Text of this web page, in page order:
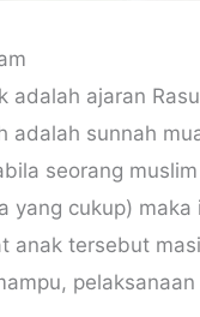
adalah ajaran
adalah sunnah
seorang
yang cukup)
anak tersebut